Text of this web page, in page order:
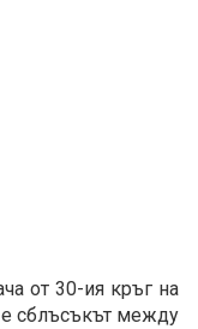
от 30-ия кръг на
сблъсъкът между